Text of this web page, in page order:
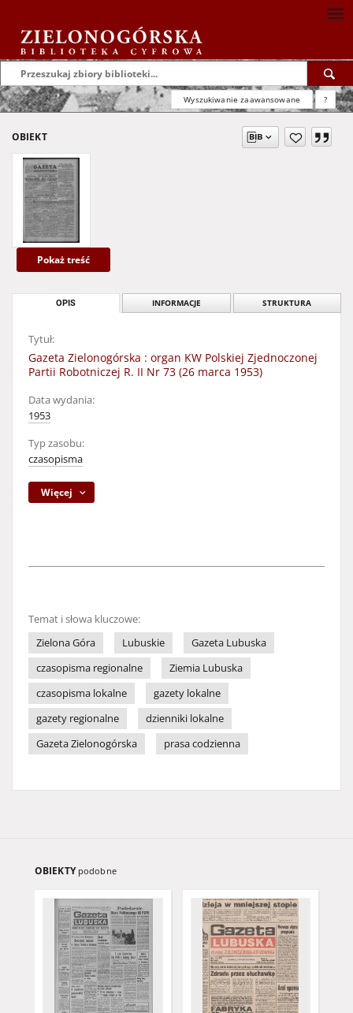
Wyszukiwanie zaawansowane ?
OBIEKT
Pokaż treść
OPIS INFORMACJE STRUKTURA
Tytuł:
Gazeta Zielonogórska : organ KW Polskiej Zjednoczonej
Partii Robotniczej R. II Nr 73 (26 marca 1953)
Data wydania:
1953
Typ zasobu:
czasopisma
Więcej
Temat i słowa kluczowe:
Zielona Góra
Lubuskie
Gazeta Lubuska
czasopisma regionalne
Ziemia Lubuska
czasopisma lokalne
gazety lokalne
gazety regionalne
dzienniki lokalne
Gazeta Zielonogórska
prasa codzienna
OBIEKTY podobne